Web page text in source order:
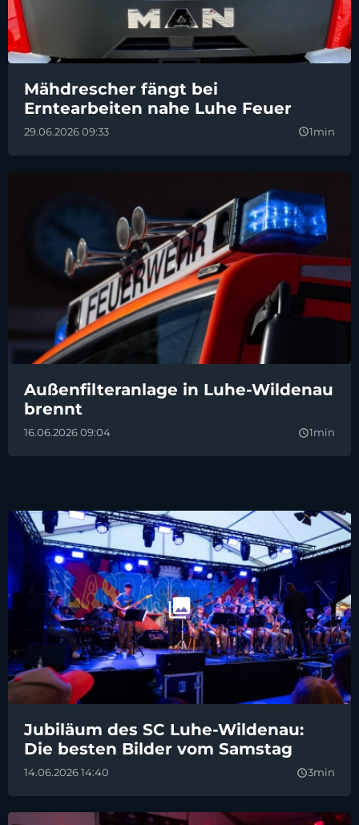
Mähdrescher fängt bei
Erntearbeiten nahe Luhe Feuer
29.06.2026 09:33 query_builder1min
Außenfilteranlage in Luhe-Wildenau
brennt
16.06.2026 09:04 query_builder1min
Jubiläum des SC Luhe-Wildenau:
Die besten Bilder vom Samstag
14.06.2026 14:40 query_builder3min